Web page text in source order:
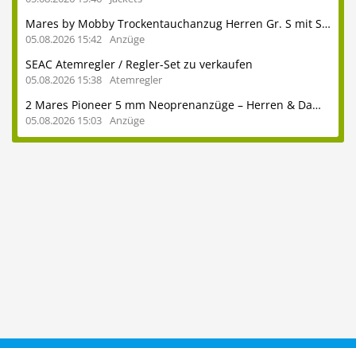
Mares by Mobby Trockentauchanzug Herren Gr. S mit Stiefeln 41
05.08.2026 15:42 Anzüge
SEAC Atemregler / Regler-Set zu verkaufen
05.08.2026 15:38 Atemregler
2 Mares Pioneer 5 mm Neoprenanzüge – Herren & Damen – auch einzeln erhältlich - ideal für heimische Seen und das Mittelmeer
05.08.2026 15:03 Anzüge